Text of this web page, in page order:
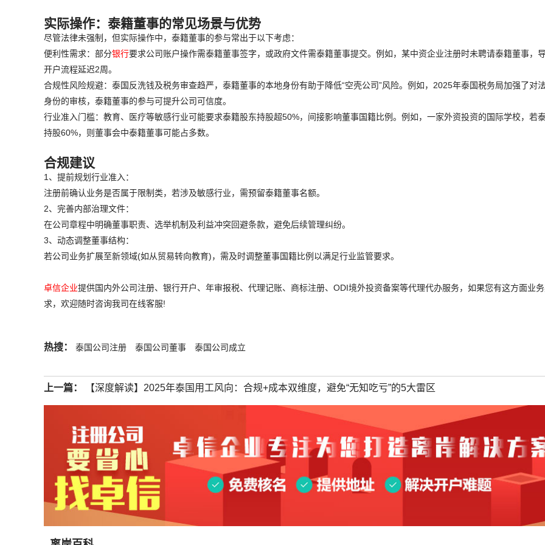
实际操作：泰籍董事的常见场景与优势
尽管法律未强制，但实际操作中，泰籍董事的参与常出于以下考虑：
便利性需求：部分银行要求公司账户操作需泰籍董事签字，或政府文件需泰籍董事提交。例如，某中资企业注册时未聘请泰籍董事，
开户流程延迟2周。
合规性风险规避：泰国反洗钱及税务审查趋严，泰籍董事的本地身份有助于降低“空壳公司”风险。例如，2025年泰国税务局加强了对
身份的审核，泰籍董事的参与可提升公司可信度。
行业准入门槛：教育、医疗等敏感行业可能要求泰籍股东持股超50%，间接影响董事国籍比例。例如，一家外资投资的国际学校，若
持股60%，则董事会中泰籍董事可能占多数。
合规建议
1、提前规划行业准入：
注册前确认业务是否属于限制类，若涉及敏感行业，需预留泰籍董事名额。
2、完善内部治理文件：
在公司章程中明确董事职责、选举机制及利益冲突回避条款，避免后续管理纠纷。
3、动态调整董事结构：
若公司业务扩展至新领域(如从贸易转向教育)，需及时调整董事国籍比例以满足行业监管要求。
卓信企业提供国内外公司注册、银行开户、年审报税、代理记账、商标注册、ODI境外投资备案等代理代办服务，如果您有这方面业
求，欢迎随时咨询我司在线客服!
热搜： 泰国公司注册 泰国公司董事 泰国公司成立
上一篇：
【深度解读】2025年泰国用工风向：合规+成本双维度，避免“无知吃亏”的5大雷区
下一篇： 泰国公司注册地址：商业地址是必须，住宅使